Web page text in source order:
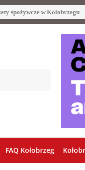
spożywcze w Kołobrzegu
FAQ Kołobrzeg